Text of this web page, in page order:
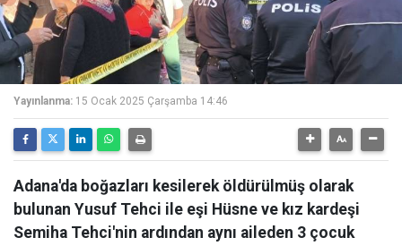
Yayınlanma: 15 Ocak 2025 Çarşamba 14:46
Adana'da boğazları kesilerek öldürülmüş olarak
bulunan Yusuf Tehci ile eşi Hüsne ve kız kardeşi
Semiha Tehci'nin ardından aynı aileden 3 çocuk